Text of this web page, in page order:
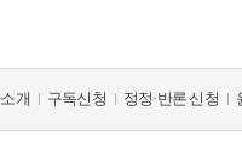
개 구독신청 정정·반론 신청